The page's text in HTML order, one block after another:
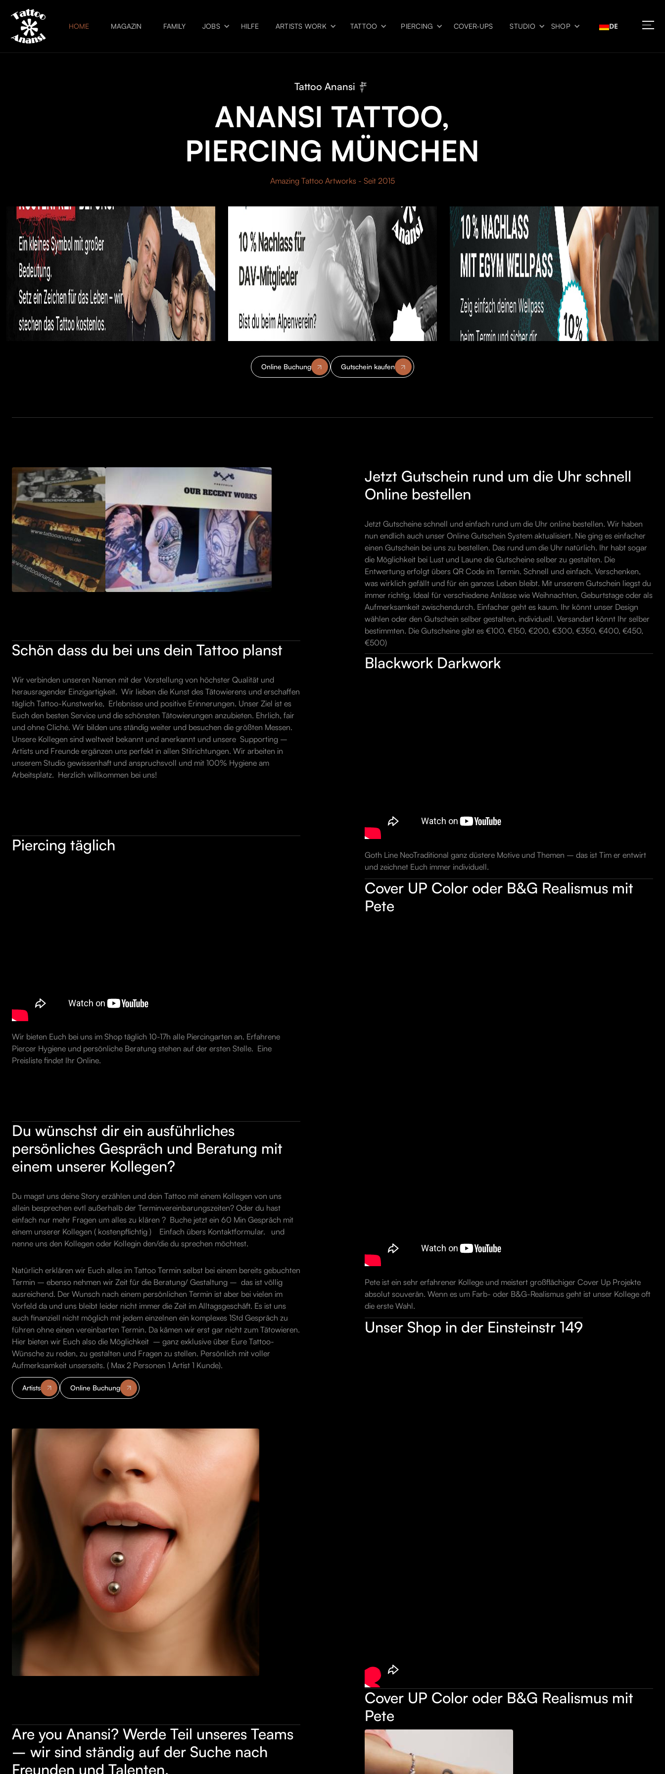
HOME MAGAZIN FAMILY JOBS HILFE ARTISTS WORK TATTOO PIERCING COVER-UPS STUDIO SHOP DE
Tattoo Anansi
ANANSI TATTOO,
PIERCING MÜNCHEN
Amazing Tattoo Artworks - Seit 2015
Online Buchung Gutschein kaufen
Schön dass du bei uns dein Tattoo planst
Wir verbinden unseren Namen mit der Vorstellung von höchster Qualität und
herausragender Einzigartigkeit. Wir lieben die Kunst des Tätowierens und erschaffen
täglich Tattoo-Kunstwerke, Erlebnisse und positive Erinnerungen. Unser Ziel ist es
Euch den besten Service und die schönsten Tätowierungen anzubieten. Ehrlich, fair
und ohne Cliché. Wir bilden uns ständig weiter und besuchen die größten Messen.
Unsere Kollegen sind weltweit bekannt und anerkannt und unsere Supporting –
Artists und Freunde ergänzen uns perfekt in allen Stilrichtungen. Wir arbeiten in
unserem Studio gewissenhaft und anspruchsvoll und mit 100% Hygiene am
Arbeitsplatz. Herzlich willkommen bei uns!
Piercing täglich
Wir bieten Euch bei uns im Shop täglich 10-17h alle Piercingarten an. Erfahrene
Piercer Hygiene und persönliche Beratung stehen auf der ersten Stelle. Eine
Preisliste findet Ihr Online.
Du wünschst dir ein ausführliches
persönliches Gespräch und Beratung mit
einem unserer Kollegen?
Du magst uns deine Story erzählen und dein Tattoo mit einem Kollegen von uns
allein besprechen evtl außerhalb der Terminvereinbarungszeiten? Oder du hast
einfach nur mehr Fragen um alles zu klären ? Buche jetzt ein 60 Min Gespräch mit
einem unserer Kollegen ( kostenpflichtig ) Einfach übers Kontaktformular. und
nenne uns den Kollegen oder Kollegin den/die du sprechen möchtest.
Natürlich erklären wir Euch alles im Tattoo Termin selbst bei einem bereits gebuchten
Termin – ebenso nehmen wir Zeit für die Beratung/ Gestaltung – das ist völlig
ausreichend. Der Wunsch nach einem persönlichen Termin ist aber bei vielen im
Vorfeld da und uns bleibt leider nicht immer die Zeit im Alltagsgeschäft. Es ist uns
auch finanziell nicht möglich mit jedem einzelnen ein komplexes 1Std Gespräch zu
führen ohne einen vereinbarten Termin. Da kämen wir erst gar nicht zum Tätowieren.
Hier bieten wir Euch also die Möglichkeit – ganz exklusive über Eure Tattoo-
Wünsche zu reden, zu gestalten und Fragen zu stellen. Persönlich mit voller
Aufmerksamkeit unserseits. ( Max 2 Personen 1 Artist 1 Kunde).
Artists Online Buchung
Are you Anansi? Werde Teil unseres Teams
– wir sind ständig auf der Suche nach
Freunden und Talenten.
Jetzt Gutschein rund um die Uhr schnell
Online bestellen
Jetzt Gutscheine schnell und einfach rund um die Uhr online bestellen. Wir haben
nun endlich auch unser Online Gutschein System aktualisiert. Nie ging es einfacher
einen Gutschein bei uns zu bestellen. Das rund um die Uhr natürlich. Ihr habt sogar
die Möglichkeit bei Lust und Laune die Gutscheine selber zu gestalten. Die
Entwertung erfolgt übers QR Code im Termin. Schnell und einfach. Verschenken,
was wirklich gefällt und für ein ganzes Leben bleibt. Mit unserem Gutschein liegst du
immer richtig. Ideal für verschiedene Anlässe wie Weihnachten, Geburtstage oder als
Aufmerksamkeit zwischendurch. Einfacher geht es kaum. Ihr könnt unser Design
wählen oder den Gutschein selber gestalten, individuell. Versandart könnt Ihr selber
bestimmten. Die Gutscheine gibt es €100, €150, €200, €300, €350, €400, €450,
€500)
Blackwork Darkwork
Goth Line NeoTraditional ganz düstere Motive und Themen – das ist Tim er entwirt
und zeichnet Euch immer individuell.
Cover UP Color oder B&G Realismus mit
Pete
Pete ist ein sehr erfahrener Kollege und meistert großflächiger Cover Up Projekte
absolut souverän. Wenn es um Farb- oder B&G-Realismus geht ist unser Kollege oft
die erste Wahl.
Unser Shop in der Einsteinstr 149
Cover UP Color oder B&G Realismus mit
Pete